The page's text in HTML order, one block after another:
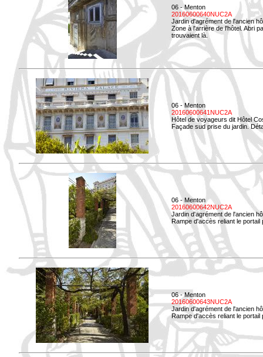
06 - Menton
20160600640NUC2A
Jardin d'agrément de l'ancien
Zone à l'arrière de l'hôtel. Abri
trouvaient là.
06 - Menton
20160600641NUC2A
Hôtel de voyageurs dit Hôtel
Façade sud prise du jardin.
06 - Menton
20160600642NUC2A
Jardin d'agrément de l'ancien
Rampe d'accès reliant le portail
06 - Menton
20160600643NUC2A
Jardin d'agrément de l'ancien
Rampe d'accès reliant le portail